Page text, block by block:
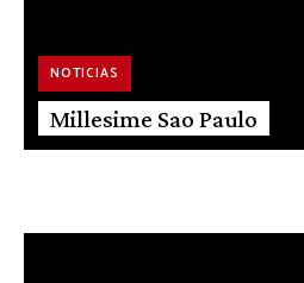
NOTICIAS
Millesime Sao Paulo
Tataki de Atún, Fideos